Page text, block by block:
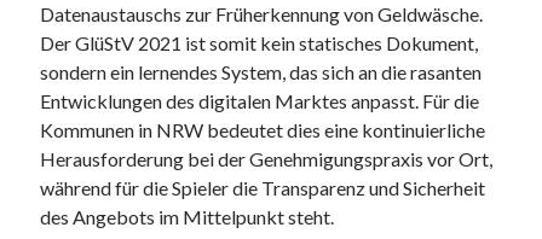
Datenaustauschs zur Früherkennung von Geldwäsche.
Der GlüStV 2021 ist somit kein statisches Dokument,
sondern ein lernendes System, das sich an die rasanten
Entwicklungen des digitalen Marktes anpasst. Für die
Kommunen in NRW bedeutet dies eine kontinuierliche
Herausforderung bei der Genehmigungspraxis vor Ort,
während für die Spieler die Transparenz und Sicherheit
des Angebots im Mittelpunkt steht.